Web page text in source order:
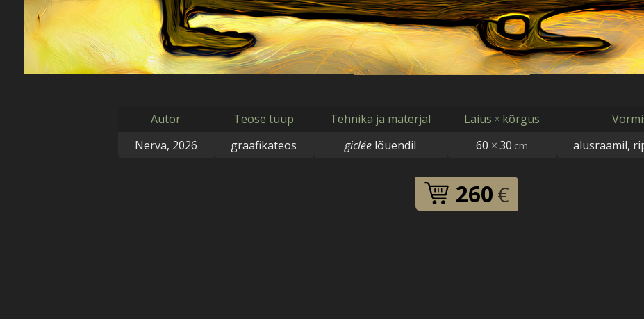
Autor
Nerva, 2026
Teose tüüp
graafikateos
Tehnika ja materjal
gicléelõuendil
Laius × kõrgus
60 ×30 cm
alusraamil,
260 €